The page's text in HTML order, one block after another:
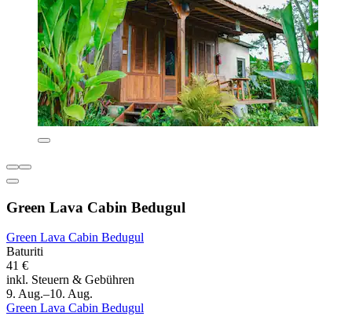
Green Lava Cabin Bedugul
Green Lava Cabin Bedugul
Baturiti
41 €
inkl. Steuern & Gebühren
9. Aug.–10. Aug.
Green Lava Cabin Bedugul